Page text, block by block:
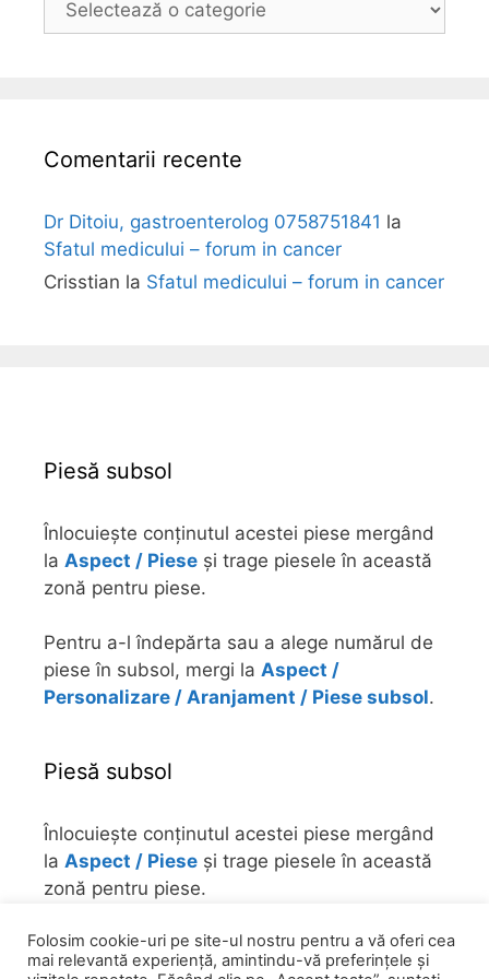
Comentarii recente
Dr Ditoiu, gastroenterolog 0758751841 la
Sfatul medicului – forum in cancer
Crisstian la Sfatul medicului – forum in cancer
Piesă subsol
Înlocuiește conținutul acestei piese mergând
la Aspect / Piese și trage piesele în această
zonă pentru piese.
Pentru a-l îndepărta sau a alege numărul de
piese în subsol, mergi la Aspect /
Personalizare / Aranjament / Piese subsol.
Piesă subsol
Înlocuiește conținutul acestei piese mergând
la Aspect / Piese și trage piesele în această
zonă pentru piese.
Pentru a-l îndepărta sau a alege numărul de
piese în subsol, mergi laAspect /
Folosim cookie-uri pe site-ul nostru pentru a vă oferi cea
mai relevantă experiență, amintindu-vă preferințele și